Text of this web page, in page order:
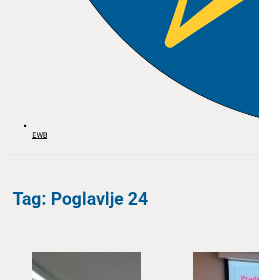
EWB
Tag: Poglavlje 24